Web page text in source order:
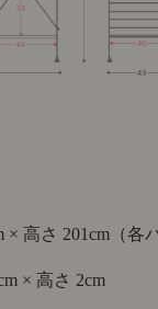
× 高さ 201cm（各
× 高さ 2cm